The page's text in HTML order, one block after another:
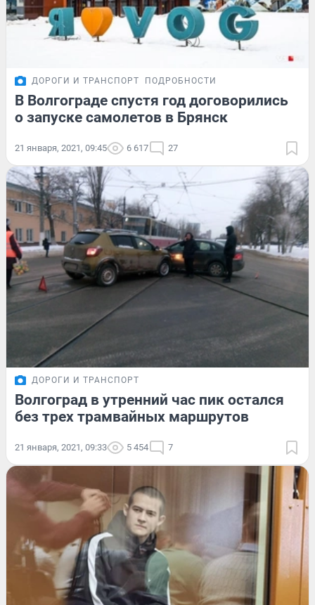
ДОРОГИ И ТРАНСПОРТ ПОДРОБНОСТИ
В Волгограде спустя год договорились
о запуске самолетов в Брянск
21 января, 2021, 09:45 6 617 27
ДОРОГИ И ТРАНСПОРТ
Волгоград в утренний час пик остался
без трех трамвайных маршрутов
21 января, 2021, 09:33 5 454 7